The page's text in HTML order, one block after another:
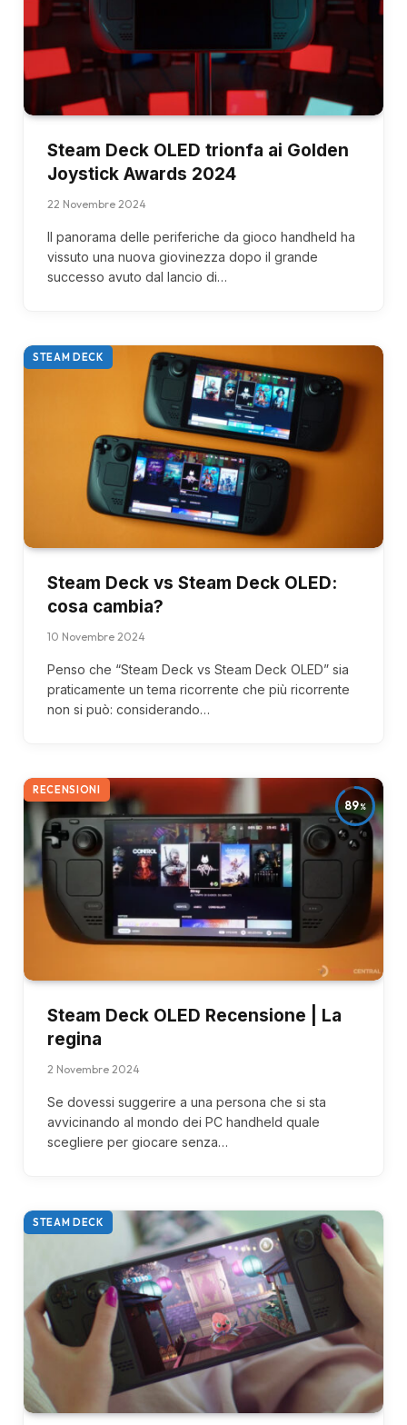
Steam Deck OLED trionfa ai Golden
Joystick Awards 2024
22 Novembre 2024
Il panorama delle periferiche da gioco handheld ha
vissuto una nuova giovinezza dopo il grande
successo avuto dal lancio di…
STEAM DECK
Steam Deck vs Steam Deck OLED:
cosa cambia?
10 Novembre 2024
Penso che “Steam Deck vs Steam Deck OLED” sia
praticamente un tema ricorrente che più ricorrente
non si può: considerando…
89
RECENSIONI
Steam Deck OLED Recensione | La
regina
2 Novembre 2024
Se dovessi suggerire a una persona che si sta
avvicinando al mondo dei PC handheld quale
scegliere per giocare senza…
STEAM DECK